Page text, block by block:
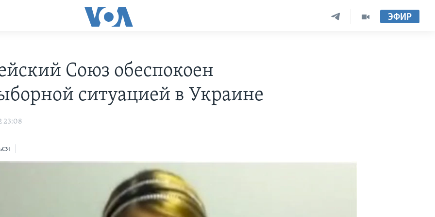
ЭФИР
Союз обеспокоен
ситуацией в Украине
23:08